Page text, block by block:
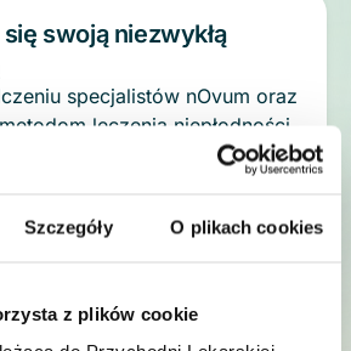
Szczegóły O plikach cookies
z plików cookie
swoją niezwykłą
specjalistów nOvum oraz
leczenia niepłodności
ponad 27 000 ciąż. Za tą
które zakończyły się
o rodzicielstwie. Z
które często stanowią
starań o poczęcie